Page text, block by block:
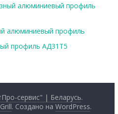
алюминиевый профиль
алюминиевый профиль
профиль АД31Т5
сервис" | Беларусь.
. Создано на WordPress.